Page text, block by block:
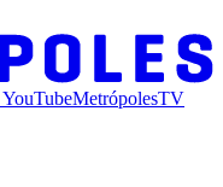
YouTubeMetrópolesTV